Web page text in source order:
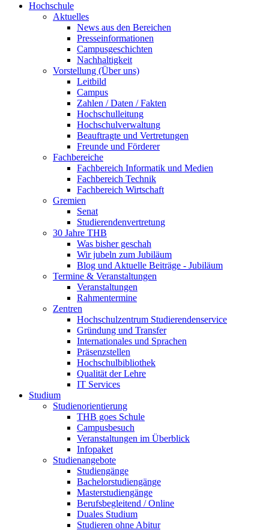
Hochschule
Aktuelles
News aus den Bereichen
Presseinformationen
Campusgeschichten
Nachhaltigkeit
Vorstellung (Über uns)
Leitbild
Campus
Zahlen / Daten / Fakten
Hochschulleitung
Hochschulverwaltung
Beauftragte und Vertretungen
Freunde und Förderer
Fachbereiche
Fachbereich Informatik und Medien
Fachbereich Technik
Fachbereich Wirtschaft
Gremien
Senat
Studierendenvertretung
30 Jahre THB
Was bisher geschah
Wir jubeln zum Jubiläum
Blog und Aktuelle Beiträge - Jubiläum
Termine & Veranstaltungen
Veranstaltungen
Rahmentermine
Zentren
Hochschulzentrum Studierendenservice
Gründung und Transfer
Internationales und Sprachen
Präsenzstellen
Hochschulbibliothek
Qualität der Lehre
IT Services
Studium
Studienorientierung
THB goes Schule
Campusbesuch
Veranstaltungen im Überblick
Infopaket
Studienangebote
Studiengänge
Bachelorstudiengänge
Masterstudiengänge
Berufsbegleitend / Online
Duales Studium
Studieren ohne Abitur